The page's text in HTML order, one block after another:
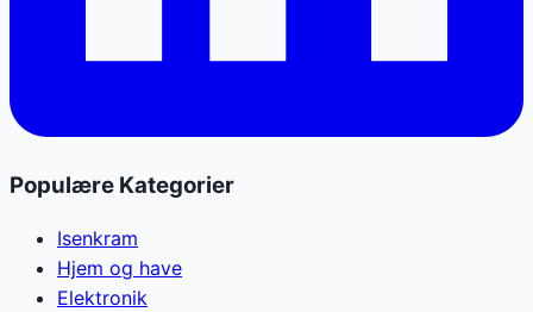
Populære Kategorier
Isenkram
Hjem og have
Elektronik